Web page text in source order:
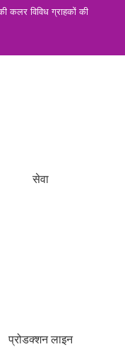
कलर विविध ग्राहकों की
सेवा
प्रोडक्शन लाइन